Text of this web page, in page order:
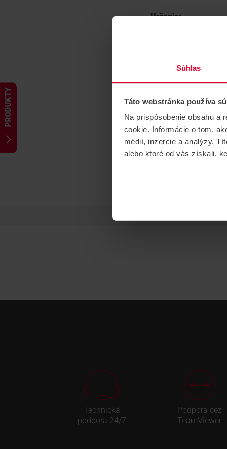
Súhlas
Táto webstránka používa
Na prispôsobenie obsahu a
cookie. Informácie o tom,
médií, inzercie a analýzy.
alebo ktoré od vás získali,
PRODUKTY
Určenie:
Hmotnosť:
Rozmery:
Technická
podpora 24/7
Podpora cez
TeamViewer